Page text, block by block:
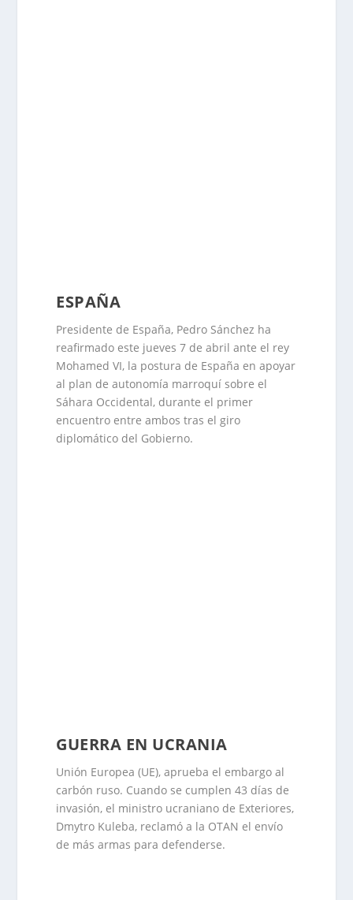
ESPAÑA
Presidente de España, Pedro Sánchez ha
reafirmado este jueves 7 de abril ante el rey
Mohamed VI, la postura de España en apoyar
al plan de autonomía marroquí sobre el
Sáhara Occidental, durante el primer
encuentro entre ambos tras el giro
diplomático del Gobierno.
GUERRA EN UCRANIA
Unión Europea (UE), aprueba el embargo al
carbón ruso. Cuando se cumplen 43 días de
invasión, el ministro ucraniano de Exteriores,
Dmytro Kuleba, reclamó a la OTAN el envío
de más armas para defenderse.